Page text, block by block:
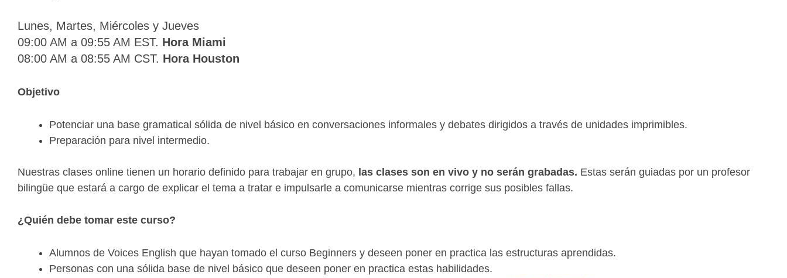
Lunes, Martes, Miércoles y Jueves
09:00 AM a 09:55 AM EST. Hora Miami
08:00 AM a 08:55 AM CST. Hora Houston
Objetivo
Potenciar una base gramatical sólida de nivel básico en conversaciones informales y debates dirigidos a través de unidades imprimibles.
Preparación para nivel intermedio.
Nuestras clases online tienen un horario definido para trabajar en grupo, las clases son en vivo y no serán grabadas. Estas serán guiadas por un profesor
bilingüe que estará a cargo de explicar el tema a tratar e impulsarle a comunicarse mientras corrige sus posibles fallas.
¿Quién debe tomar este curso?
Alumnos de Voices English que hayan tomado el curso Beginners y deseen poner en practica las estructuras aprendidas.
Personas con una sólida base de nivel básico que deseen poner en practica estas habilidades.